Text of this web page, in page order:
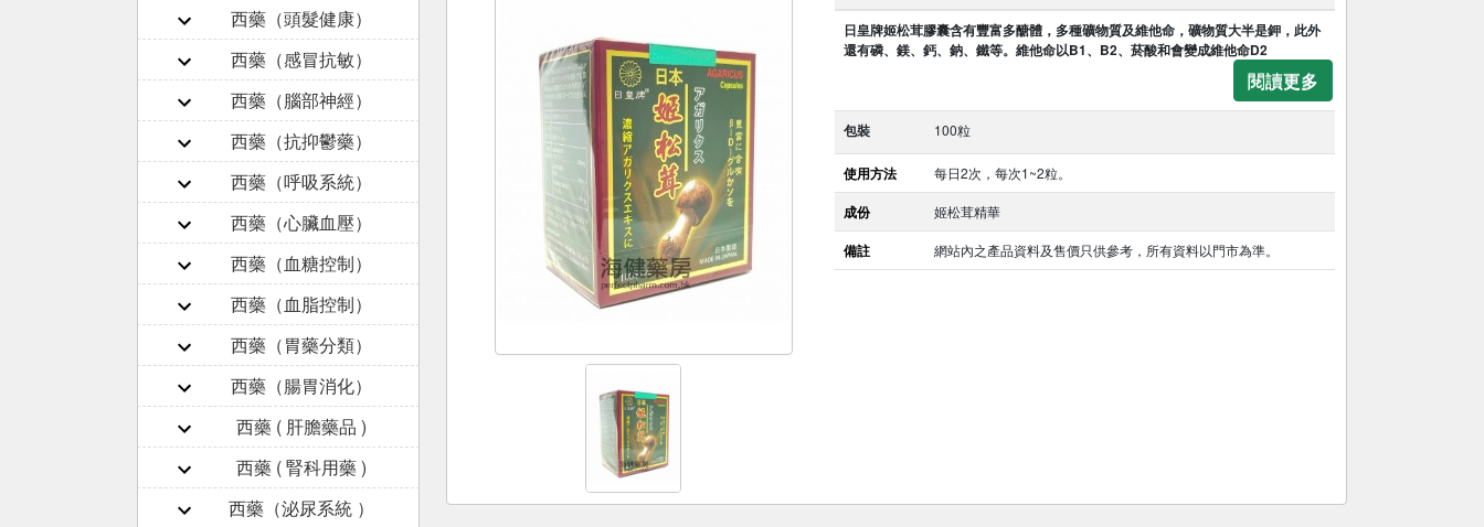
西藥（頭髮健康）
西藥（感冒抗敏）
西藥（腦部神經）
西藥（抗抑鬱藥）
西藥（呼吸系統）
西藥（心臟血壓）
西藥（血糖控制）
西藥（血脂控制）
西藥（胃藥分類）
西藥（腸胃消化）
西藥 ( 肝膽藥品 )
西藥 ( 腎科用藥 )
西藥（泌尿系統 ）
日皇牌姬松茸膠囊含有豐富多醣體，多種礦物質及維他命，礦物質大半是鉀，此外
還有磷、鎂、鈣、鈉、鐵等。維他命以B1、B2、菸酸和會變成維他命D2
閱讀更多
包裝 100粒
使用方法 每日2次，每次1~2粒。
成份 姬松茸精華
備註 網站內之產品資料及售價只供參考，所有資料以門市為準。